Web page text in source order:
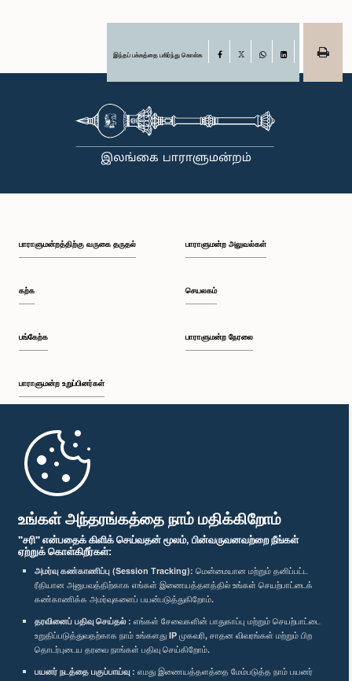
உங்கள் அந்தரங்கத்தை நாம் மதிக்கிறோம்
"சரி" என்பதைக் கிளிக் செய்வதன் மூலம், பின்வருவனவற்றை நீங்கள்
ஏற்றுக் கொள்கிறீர்கள்:
அமர்வு கண்காணிப்பு (Session Tracking): மென்மையான மற்றும் தனிப்பட்ட
ரீதியான அனுபவத்திற்காக எங்கள் இணையத்தளத்தில் உங்கள் செயற்பாட்டைக்
கண்காணிக்க அமர்வுகளைப் பயன்படுத்துகிறோம்.
தரவினைப் பதிவு செய்தல் : எங்கள் சேவைகளின் பாதுகாப்பு மற்றும் செயற்பாட்டை
உறுதிப்படுத்துவதற்காக நாம் உங்களது IP முகவரி, சாதன விவரங்கள் மற்றும் பிற
தொடர்புடைய தரவை நாங்கள் பதிவு செய்கிறோம்.
பயனர் நடத்தை பகுப்பாய்வு : எமது இணையத்தளத்தை மேம்படுத்த நாம் பயனர்
இந்தப் பக்கத்தை பகிர்ந்து கொள்க Facebook
பாராளுமன்றத்திற்கு வருகை தருதல்
கற்க
பங்கேற்க
பாராளுமன்ற உறுப்பினர்கள்
முதற்பக்கம்
பாராளுமன்ற அலுவல்கள்
செயலகம்
பாராளுமன்ற நேரலை
பாராளுமன்ற கையடக்க செயலி
எம்மை பின்தொடர்க :
விருதுகள்